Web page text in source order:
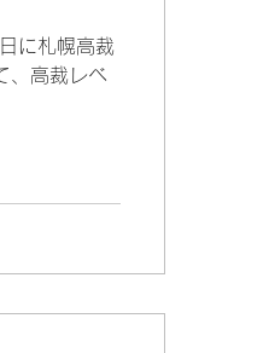
に札幌高裁
、高裁レベ